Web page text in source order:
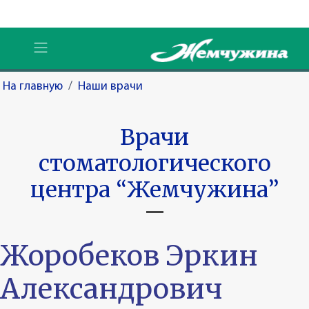
На главную / Наши врачи
Врачи
стоматологического
центра “Жемчужина”
Жоробеков Эркин
Александрович